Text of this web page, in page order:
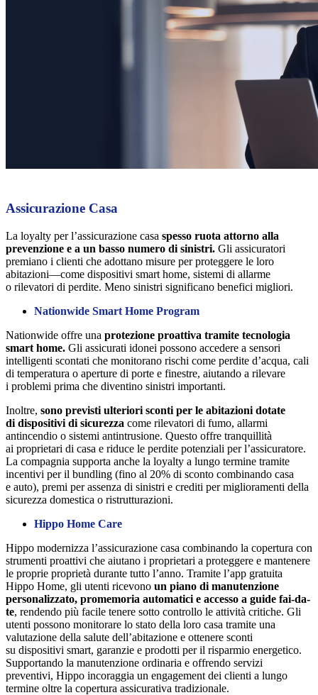
Assicurazione Casa
La loyalty per l’assicurazione casa spesso ruota attorno alla
prevenzione e a un basso numero di sinistri. Gli assicuratori
premiano i clienti che adottano misure per proteggere le loro
abitazioni—come dispositivi smart home, sistemi di allarme
o rilevatori di perdite. Meno sinistri significano benefici migliori.
Nationwide Smart Home Program
Nationwide offre una protezione proattiva tramite tecnologia
smart home. Gli assicurati idonei possono accedere a sensori
intelligenti scontati che monitorano rischi come perdite d’acqua, cali
di temperatura o aperture di porte e finestre, aiutando a rilevare
i problemi prima che diventino sinistri importanti.
Inoltre, sono previsti ulteriori sconti per le abitazioni dotate
di dispositivi di sicurezza come rilevatori di fumo, allarmi
antincendio o sistemi antintrusione. Questo offre tranquillità
ai proprietari di casa e riduce le perdite potenziali per l’assicuratore.
La compagnia supporta anche la loyalty a lungo termine tramite
incentivi per il bundling (fino al 20% di sconto combinando casa
e auto), premi per assenza di sinistri e crediti per miglioramenti della
sicurezza domestica o ristrutturazioni.
Hippo Home Care
Hippo modernizza l’assicurazione casa combinando la copertura con
strumenti proattivi che aiutano i proprietari a proteggere e mantenere
le proprie proprietà durante tutto l’anno. Tramite l’app gratuita
Hippo Home, gli utenti ricevono un piano di manutenzione
personalizzato, promemoria automatici e accesso a guide fai-da-
te, rendendo più facile tenere sotto controllo le attività critiche. Gli
utenti possono monitorare lo stato della loro casa tramite una
valutazione della salute dell’abitazione e ottenere sconti
su dispositivi smart, garanzie e prodotti per il risparmio energetico.
Supportando la manutenzione ordinaria e offrendo servizi
preventivi, Hippo incoraggia un engagement dei clienti a lungo
termine oltre la copertura assicurativa tradizionale.